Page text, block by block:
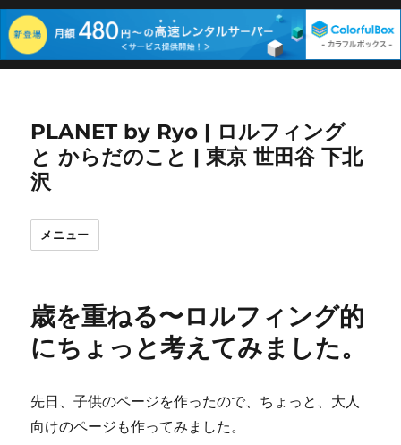
PLANET by Ryo | ロルフィング
と からだのこと | 東京 世田谷 下北
沢
メニュー
歳を重ねる〜ロルフィング的
にちょっと考えてみました。
先日、子供のページを作ったので、ちょっと、大人
向けのページも作ってみました。